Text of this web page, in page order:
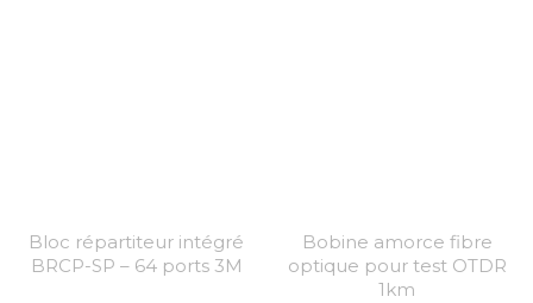
Bloc répartiteur intégré
BRCP-SP – 64 ports 3M
Bobine amorce fibre
optique pour test OTDR
1km